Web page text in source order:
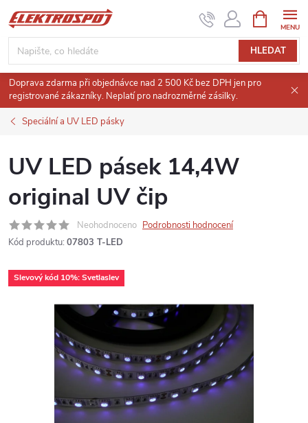
Přejít
na
obsah
HLEDAT
NÁKUPNÍ
KOŠÍK
Doprava zdarma při objednávce nad 2 500 Kč bez DPH jen pro
registrované zákazníky. Neplatí pro nadrozměrné zásilky.
Speciální a UV LED pásky
UV LED pásek 14,4W
original UV čip
Neohodnoceno Podrobnosti hodnocení
Kód produktu: 07803 T-LED
Slevový kód 10%: Svetlaslev